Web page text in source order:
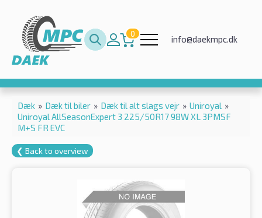
0
info@daekmpc.dk
Dæk » Dæk til biler » Dæk til alt slags vejr » Uniroyal »
Uniroyal AllSeasonExpert 3 225/50R17 98W XL 3PMSF
M+S FR EVC
❮ Back to overview